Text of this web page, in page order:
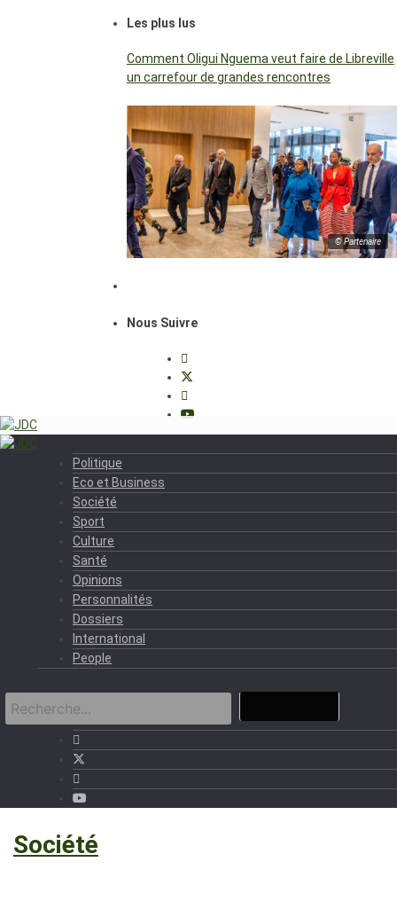
Les plus lus
Comment Oligui Nguema veut faire de Libreville
un carrefour de grandes rencontres
© Partenaire
Nous Suivre
Politique
Eco et Business
Société
Sport
Culture
Santé
Opinions
Personnalités
Dossiers
International
People
Société